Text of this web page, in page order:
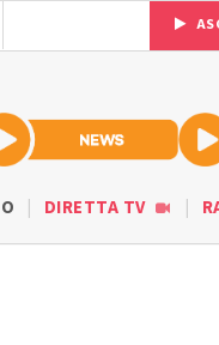
DIRETTA TV